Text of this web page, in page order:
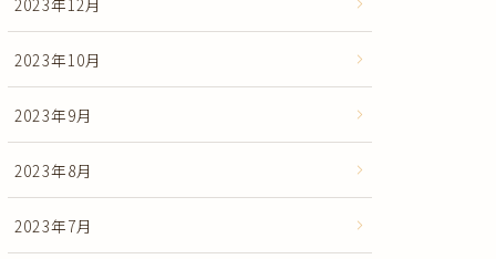
2023年12月
2023年10月
2023年9月
2023年8月
2023年7月